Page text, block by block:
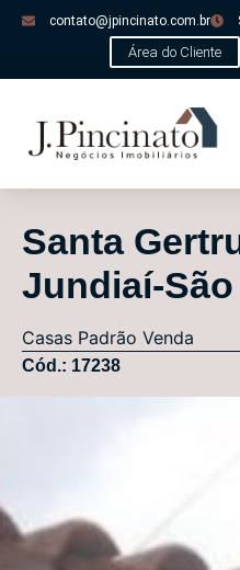
contato@jpincinato.com.br
Área do Cliente
Santa
Jundiaí-
Casas Padrão Venda
Cód.: 17238